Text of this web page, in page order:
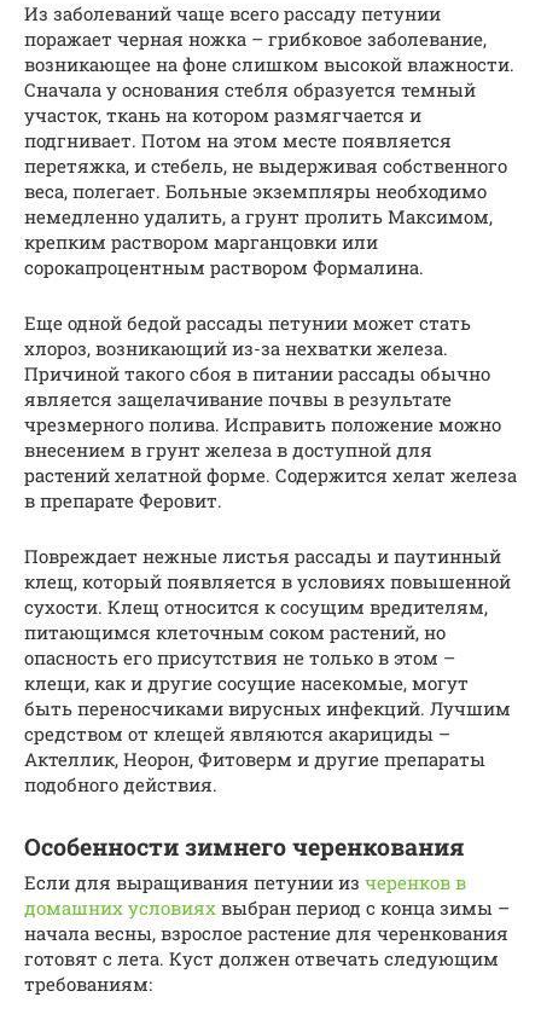
Из заболеваний чаще всего рассаду петунии
поражает черная ножка – грибковое заболевание,
возникающее на фоне слишком высокой влажности.
Сначала у основания стебля образуется темный
участок, ткань на котором размягчается и
подгнивает. Потом на этом месте появляется
перетяжка, и стебель, не выдерживая собственного
веса, полегает. Больные экземпляры необходимо
немедленно удалить, а грунт пролить Максимом,
крепким раствором марганцовки или
сорокапроцентным раствором Формалина.
Еще одной бедой рассады петунии может стать
хлороз, возникающий из-за нехватки железа.
Причиной такого сбоя в питании рассады обычно
является защелачивание почвы в результате
чрезмерного полива. Исправить положение можно
внесением в грунт железа в доступной для
растений хелатной форме. Содержится хелат железа
в препарате Феровит.
Повреждает нежные листья рассады и паутинный
клещ, который появляется в условиях повышенной
сухости. Клещ относится к сосущим вредителям,
питающимся клеточным соком растений, но
опасность его присутствия не только в этом –
клещи, как и другие сосущие насекомые, могут
быть переносчиками вирусных инфекций. Лучшим
средством от клещей являются акарициды –
Актеллик, Неорон, Фитоверм и другие препараты
подобного действия.
Особенности зимнего черенкования
Если для выращивания петунии из черенков в
домашних условиях выбран период с конца зимы –
начала весны, взрослое растение для черенкования
готовят с лета. Куст должен отвечать следующим
требованиям: